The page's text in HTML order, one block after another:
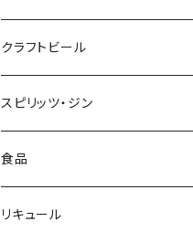
本格生酒 岳龍
赤
輸入ワイン
赤
白
シャンパン
シャンパン
光るボトル★シャンパン
マルスウイスキー・国産ウイスキー
輸入ウイスキー
ブランデー
クラフトビール
スピリッツ・ジン
食品
食品
リキュール